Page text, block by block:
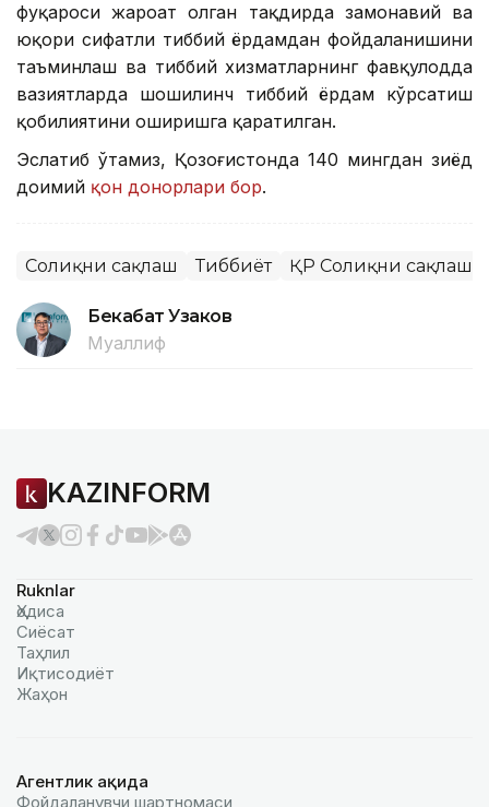
фуқароси жароҳат олган тақдирда замонавий ва
юқори сифатли тиббий ёрдамдан фойдаланишини
таъминлаш ва тиббий хизматларнинг фавқулодда
вазиятларда шошилинч тиббий ёрдам кўрсатиш
қобилиятини оширишга қаратилган.
Эслатиб ўтамиз, Қозоғистонда 140 мингдан зиёд
доимий қон донорлари бор.
Соғлиқни сақлаш Тиббиёт ҚР Соғлиқни сақлаш
Бекабат Узаков
Муаллиф
KAZINFORM
Ruknlar
Ҳодиса
Сиёсат
Таҳлил
Иқтисодиёт
Жаҳон
Агентлик ҳақида
Фойдаланувчи шартномаси